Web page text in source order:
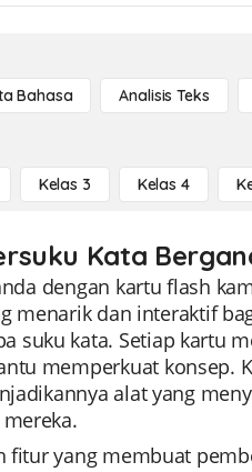
Bahasa Analisis Teks
Kelas 3 Kelas 4
Kata
dengan kartu flash
menarik dan interaktif
suku kata. Setiap kartu
memperkuat konsep.
alat yang
fitur yang membuat